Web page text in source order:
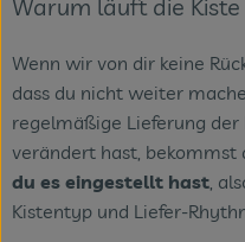
Firmenkunden
Veranstaltungen
Wenn wir von dir keine
dass du nicht weiter
regelmäßige Lieferung
verändert hast,
du es eingestellt hast,
Kistentyp und Liefer-